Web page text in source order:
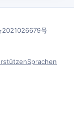
号
Sprachen